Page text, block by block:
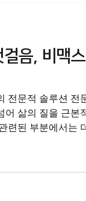
국 을 비교하고, 비
켓 과 골드비아 를
로코밀 직구 같은 해외
문제를 단일 원인
는 현대 남성의
음, 비맥
전문적 솔루션 전
어 삶의 질을 근본
련된 부분에서는
다. 하나약국은 단
한 일상을 되찾기